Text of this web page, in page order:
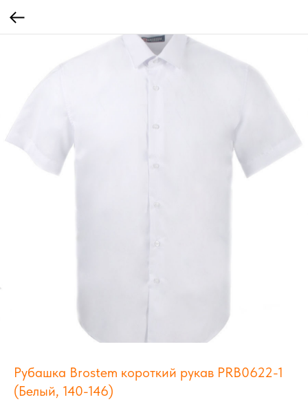
Рубашка Brostem короткий рукав PRB0622-1
(Белый, 140-146)